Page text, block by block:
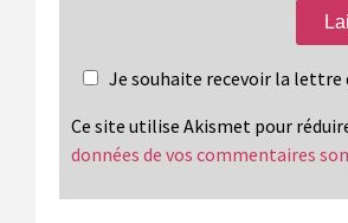
Je souhaite recevoir la
Ce site utilise Akismet pour
données de vos commentaires